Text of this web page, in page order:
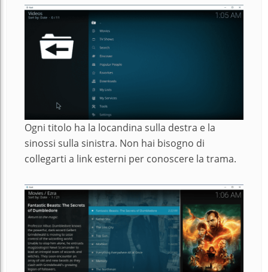
Ogni titolo ha la locandina sulla destra e la
sinossi sulla sinistra. Non hai bisogno di
collegarti a link esterni per conoscere la trama.